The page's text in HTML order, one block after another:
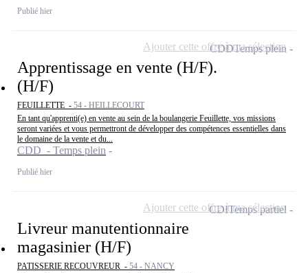
Publié hier
Apprentissage en vente (H/F).
(H/F)
FEUILLETTE - 54 - HEILLECOURT
En tant qu'apprenti(e) en vente au sein de la boulangerie Feuillette, vos missions
seront variées et vous permettront de développer des compétences essentielles dans
le domaine de la vente et du...
CDD - Temps plein
Publié hier
CDDTemps plein
Ajouter cette offre à ma sélection
Livreur manutentionnaire
magasinier (H/F)
PATISSERIE RECOUVREUR - 54 - NANCY
CDITemps partiel
Ajouter cette offre à ma sélection